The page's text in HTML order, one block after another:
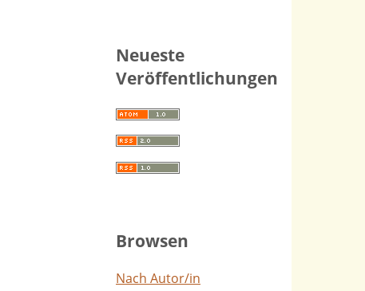
Neueste
Veröffentlichungen
Browsen
Nach Autor/in